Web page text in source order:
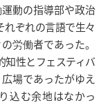
動の指導部や政治
れぞれの言語で生々
労働者であった。
知性とフェスティバ
場であったがゆえ
込む余地はなかっ